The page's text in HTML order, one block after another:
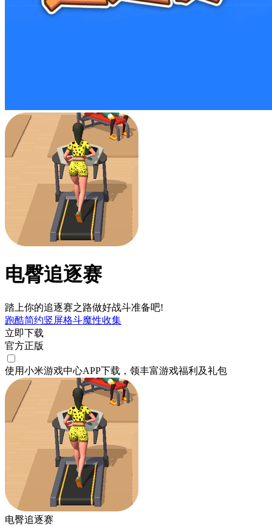
电臀追逐赛
踏上你的追逐赛之路做好战斗准备吧!
跑酷简约竖屏格斗魔性收集
立即下载
官方正版
使用小米游戏中心APP下载 ，领丰富游戏福利 及礼包
电臀追逐赛